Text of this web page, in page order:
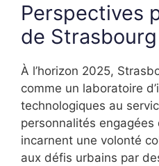
Perspectives
de Strasbourg
À l’horizon 2025,
comme un laboratoire
technologiques au
personnalités
incarnent une volonté
aux défis urbains par